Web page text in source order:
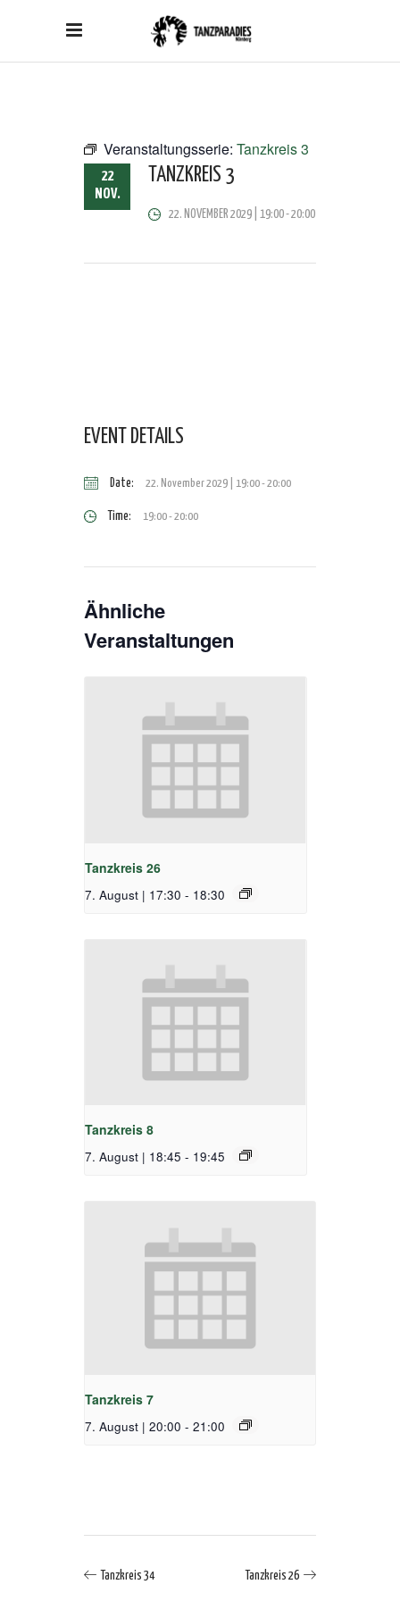
Veranstaltungsserie: Tanzkreis 3
22
NOV.
TANZKREIS 3
22. NOVEMBER 2029 | 19:00-20:00
EVENT DETAILS
Date: 22. November 2029 | 19:00-20:00
Time: 19:00 - 20:00
Ähnliche
Veranstaltungen
Tanzkreis 26
7. August | 17:30 - 18:30
Tanzkreis 8
7. August | 18:45 - 19:45
Tanzkreis 7
7. August | 20:00 - 21:00
Tanzkreis 34 Tanzkreis 26